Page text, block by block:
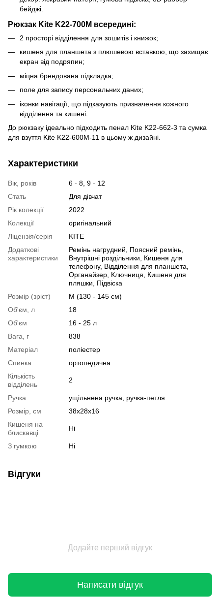
бейджі.
Рюкзак Kite K22-700M всередині:
2 просторі відділення для зошитів і книжок;
кишеня для планшета з плюшевою вставкою, що захищає
екран від подряпин;
міцна брендована підкладка;
поле для запису персональних даних;
іконки навігації, що підказують призначення кожного
відділення та кишені.
До рюкзаку ідеально підходить пенал Kite K22-662-3 та сумка
для взуття Kite K22-600M-11 в цьому ж дизайні.
Характеристики
Вік, років
6 - 8, 9 - 12
Стать
Для дівчат
Рік колекції
2022
Колекції
оригінальний
Ліцензія/серія
KITE
Додаткові
характеристики
Ремінь нагрудний, Поясний ремінь,
Внутрішні роздільники, Кишеня для
телефону, Відділення для планшета,
Органайзер, Ключниця, Кишеня для
пляшки, Підвіска
Розмір (зріст)
M (130 - 145 см)
Об'єм, л
18
Об'єм
16 - 25 л
Вага, г
838
Матеріал
поліестер
Спинка
ортопедична
Кількість
відділень
2
Ручка
ущільнена ручка, ручка-петля
Розмір, см
38x28x16
Кишеня на
блискавці
Ні
З гумкою Ні
Відгуки
Додайте перший відгук
Написати відгук